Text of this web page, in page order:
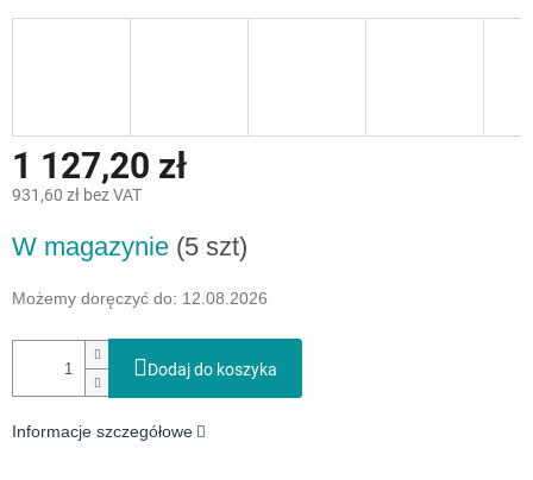
1 127,20 zł
931,60 zł bez VAT
jednostkowa:
W magazynie (5 szt)
Możemy doręczyć do: 12.08.2026
Dodaj do koszyka
Informacje szczegółowe